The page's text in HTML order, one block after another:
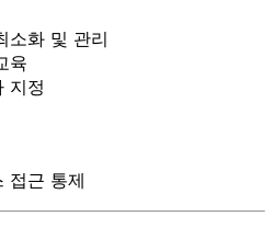
소화 및 관리
육
지정
접근 통제